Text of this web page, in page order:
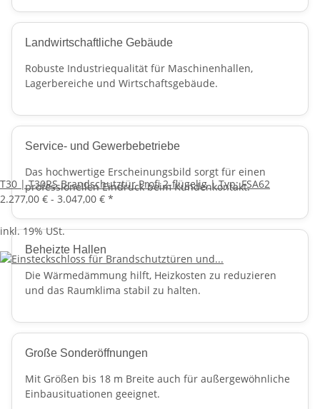
Landwirtschaftliche Gebäude
Robuste Industriequalität für Maschinenhallen,
Lagerbereiche und Wirtschaftsgebäude.
Service- und Gewerbebetriebe
Das hochwertige Erscheinungsbild sorgt für einen
professionellen Eindruck beim Kundenkontakt.
Beheizte Hallen
Die Wärmedämmung hilft, Heizkosten zu reduzieren
und das Raumklima stabil zu halten.
Große Sonderöffnungen
Mit Größen bis 18 m Breite auch für außergewöhnliche
Einbausituationen geeignet.
T30 | T30RS Brandschutztür Profi 2-flügelig | Typ: FSA62
2.277,00 € - 3.047,00 € *
inkl. 19% USt.